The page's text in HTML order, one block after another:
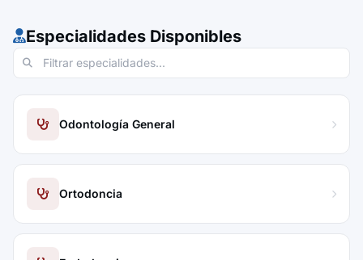
Especialidades Disponibles
Odontología General
Ortodoncia